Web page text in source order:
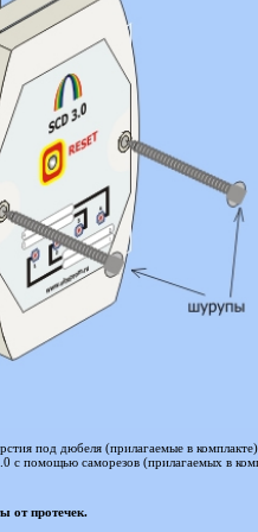
под дюбеля (прилагаемые в
с помощью саморезов (прилагаемых в
от протечек.